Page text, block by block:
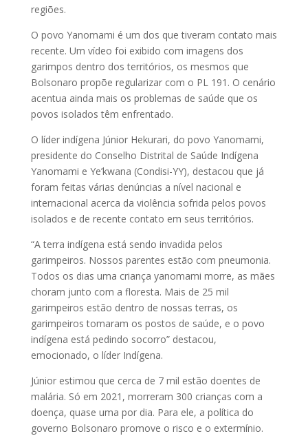
regiões.
O povo Yanomami é um dos que tiveram contato mais
recente. Um vídeo foi exibido com imagens dos
garimpos dentro dos territórios, os mesmos que
Bolsonaro propõe regularizar com o PL 191. O cenário
acentua ainda mais os problemas de saúde que os
povos isolados têm enfrentado.
O líder indígena Júnior Hekurari, do povo Yanomami,
presidente do Conselho Distrital de Saúde Indígena
Yanomami e Ye’kwana (Condisi-YY), destacou que já
foram feitas várias denúncias a nível nacional e
internacional acerca da violência sofrida pelos povos
isolados e de recente contato em seus territórios.
“A terra indígena está sendo invadida pelos
garimpeiros. Nossos parentes estão com pneumonia.
Todos os dias uma criança yanomami morre, as mães
choram junto com a floresta. Mais de 25 mil
garimpeiros estão dentro de nossas terras, os
garimpeiros tomaram os postos de saúde, e o povo
indígena está pedindo socorro” destacou,
emocionado, o líder Indígena.
Júnior estimou que cerca de 7 mil estão doentes de
malária. Só em 2021, morreram 300 crianças com a
doença, quase uma por dia. Para ele, a política do
governo Bolsonaro promove o risco e o extermínio.